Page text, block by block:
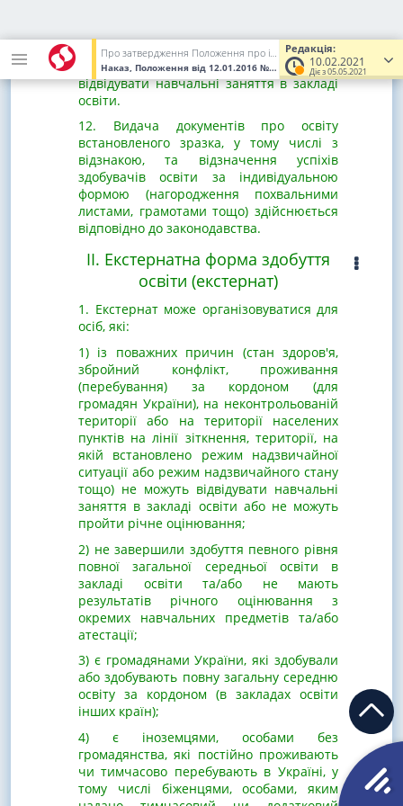
Редакція:
10.02.2021
Діє з 05.05.2021
Про затвердження Положення про індивідуальну форму здобуття повної загальної середньої освіти
Наказ, Положення від 12.01.2016 № 8 (Увага! Попередня
режим надзвичайної ситуації або режим
надзвичайного стану тощо) не можуть
відвідувати навчальні заняття в закладі
освіти.
12. Видача документів про освіту
встановленого зразка, у тому числі з
відзнакою, та відзначення успіхів
здобувачів освіти за індивідуальною
формою (нагородження похвальними
листами, грамотами тощо) здійснюється
відповідно до законодавства.
II. Екстернатна форма здобуття
освіти (екстернат)
1. Екстернат може організовуватися для
осіб, які:
1) із поважних причин (стан здоров'я,
збройний конфлікт, проживання
(перебування) за кордоном (для
громадян України), на неконтрольованій
території або на території населених
пунктів на лінії зіткнення, території, на
якій встановлено режим надзвичайної
ситуації або режим надзвичайного стану
тощо) не можуть відвідувати навчальні
заняття в закладі освіти або не можуть
пройти річне оцінювання;
2) не завершили здобуття певного рівня
повної загальної середньої освіти в
закладі освіти та/або не мають
результатів річного оцінювання з
окремих навчальних предметів та/або
атестації;
3) є громадянами України, які здобували
або здобувають повну загальну середню
освіту за кордоном (в закладах освіти
інших країн);
4) є іноземцями, особами без
громадянства, які постійно проживають
чи тимчасово перебувають в Україні, у
тому числі біженцями, особами, яким